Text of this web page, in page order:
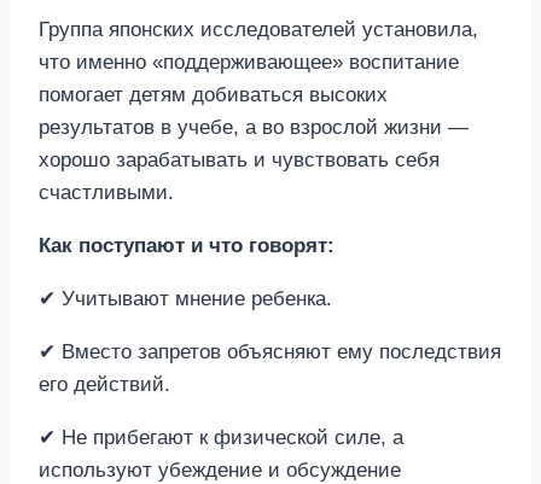
Группа японских исследователей установила,
что именно «поддерживающее» воспитание
помогает детям добиваться высоких
результатов в учебе, а во взрослой жизни —
хорошо зарабатывать и чувствовать себя
счастливыми.
Как поступают и что говорят:
✔ Учитывают мнение ребенка.
✔ Вместо запретов объясняют ему последствия
его действий.
✔ Не прибегают к физической силе, а
используют убеждение и обсуждение